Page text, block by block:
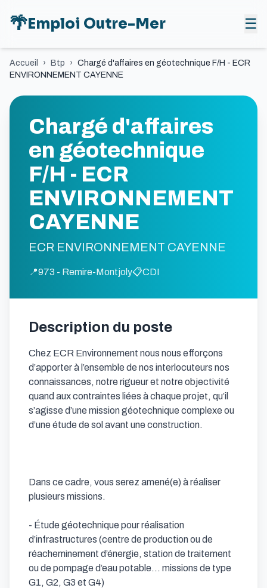
🌴Emploi Outre-Mer ☰
Accueil › Btp › Chargé d'affaires en géotechnique F/H - ECR
ENVIRONNEMENT CAYENNE
Chargé d'affaires
en géotechnique
F/H - ECR
ENVIRONNEMENT
CAYENNE
ECR ENVIRONNEMENT CAYENNE
📍973 - Remire-Montjoly📋CDI
Description du poste
Chez ECR Environnement nous nous efforçons
d’apporter à l’ensemble de nos interlocuteurs nos
connaissances, notre rigueur et notre objectivité
quand aux contraintes liées à chaque projet, qu’il
s’agisse d’une mission géotechnique complexe ou
d’une étude de sol avant une construction.
Dans ce cadre, vous serez amené(e) à réaliser
plusieurs missions.
- Étude géotechnique pour réalisation
d’infrastructures (centre de production ou de
réacheminement d’énergie, station de traitement
ou de pompage d’eau potable... missions de type
G1, G2, G3 et G4)